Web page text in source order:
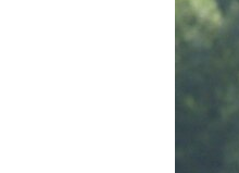
ПОДПИШИТЕСЬ НА